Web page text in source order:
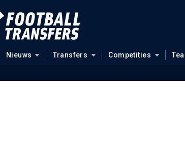
Nieuws Transfers Competities